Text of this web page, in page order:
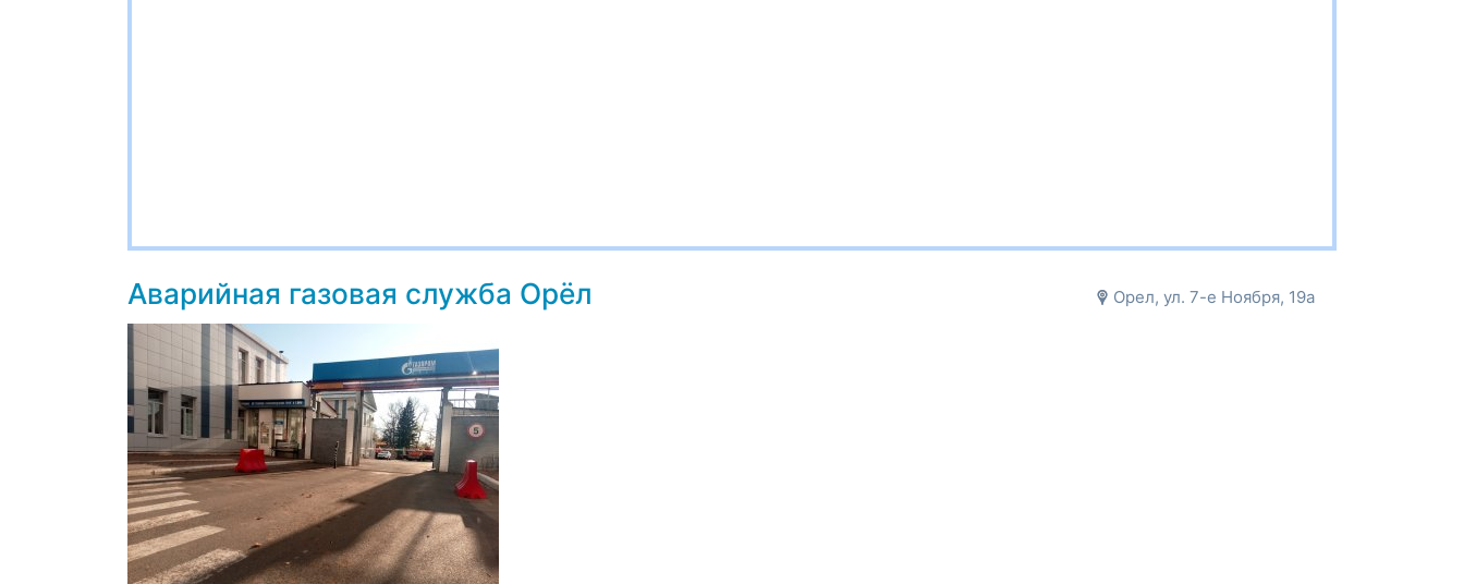
Орел, ул. 7-е Ноября, 19а
Аварийная газовая служба Орёл